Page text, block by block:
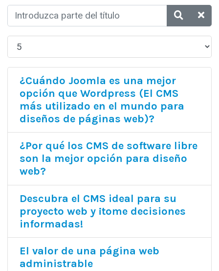
¿Cuándo Joomla es una mejor
opción que Wordpress (El CMS
más utilizado en el mundo para
diseños de páginas web)?
¿Por qué los CMS de software libre
son la mejor opción para diseño
web?
Descubra el CMS ideal para su
proyecto web y ¡tome decisiones
informadas!
El valor de una página web
administrable